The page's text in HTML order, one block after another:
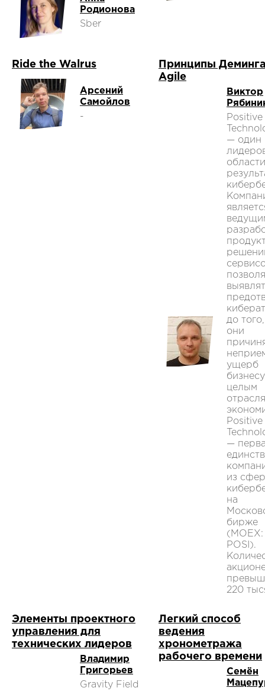
Родионова
Sber
Ride the Walrus
Арсений
Самойлов
-
Принципы
Agile
Виктор
Positive
— один
области
до
они
ущерб
целым
Positive
—
из
на
бирже
(MOEX:
POSI).
220
Элементы проектного
управления для
технических лидеров
Владимир
Григорьев
Gravity Field
Легкий способ
ведения
хронометража
рабочего времени
Семён